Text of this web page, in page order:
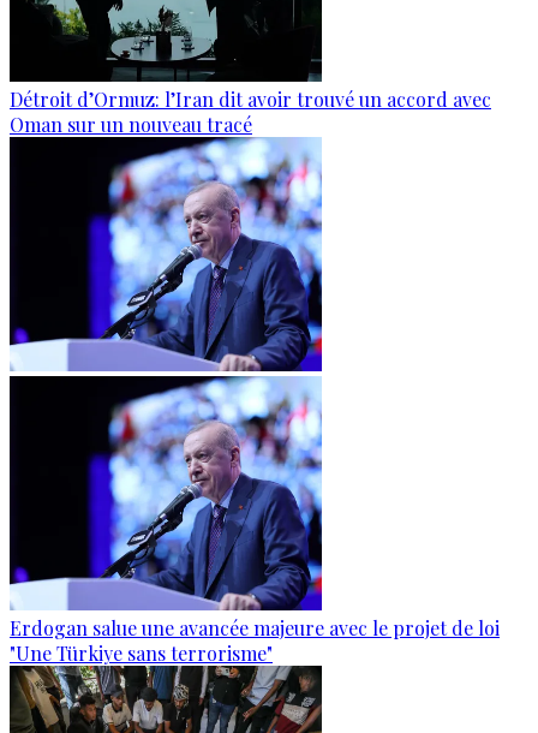
Détroit d’Ormuz: l’Iran dit avoir trouvé un accord avec
Oman sur un nouveau tracé
Erdogan salue une avancée majeure avec le projet de loi
"Une Türkiye sans terrorisme"